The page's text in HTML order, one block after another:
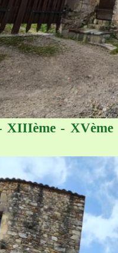
- XVème